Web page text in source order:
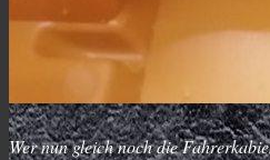
Wer nun gleich noch die